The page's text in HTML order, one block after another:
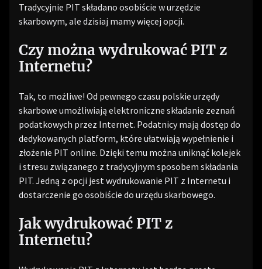
Tradycyjnie PIT składano osobiście w urzędzie
skarbowym, ale dzisiaj mamy więcej opcji.
Czy można wydrukować PIT z
Internetu?
Tak, to możliwe! Od pewnego czasu polskie urzędy
skarbowe umożliwiają elektroniczne składanie zeznań
podatkowych przez Internet. Podatnicy mają dostęp do
dedykowanych platform, które ułatwiają wypełnienie i
złożenie PIT online. Dzięki temu można uniknąć kolejek
i stresu związanego z tradycyjnym sposobem składania
PIT. Jedną z opcji jest wydrukowanie PIT z Internetu i
dostarczenie go osobiście do urzędu skarbowego.
Jak wydrukować PIT z
Internetu?